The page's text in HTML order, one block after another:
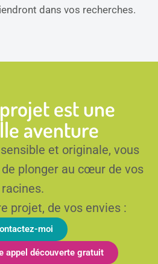
dans vos recherches.
est une
aventure
et originale, vous
plonger au cœur de vos
racines.
projet, de vos envies :
moi
appel découverte gratuit